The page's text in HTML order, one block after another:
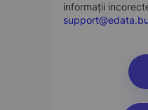
informații